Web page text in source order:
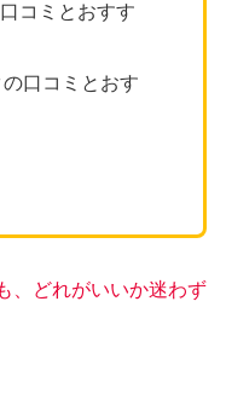
コミとおすす
口コミとおす
、どれがいいか迷わず